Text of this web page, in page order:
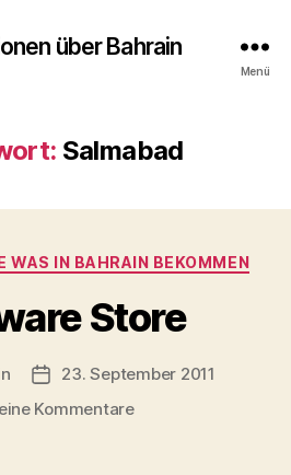
über Bahrain
Menü
Salmabad
Kategorien
WAS IN BAHRAIN BEKOMMEN
Store
Veröffentlichungsdatum
23. September 2011
Kommentarezu